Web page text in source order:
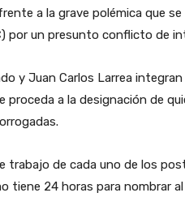
a la grave polémica que
por un presunto conflicto de
y Juan Carlos Larrea
proceda a la designación de
trabajo de cada uno de los
tiene 24 horas para nombrar